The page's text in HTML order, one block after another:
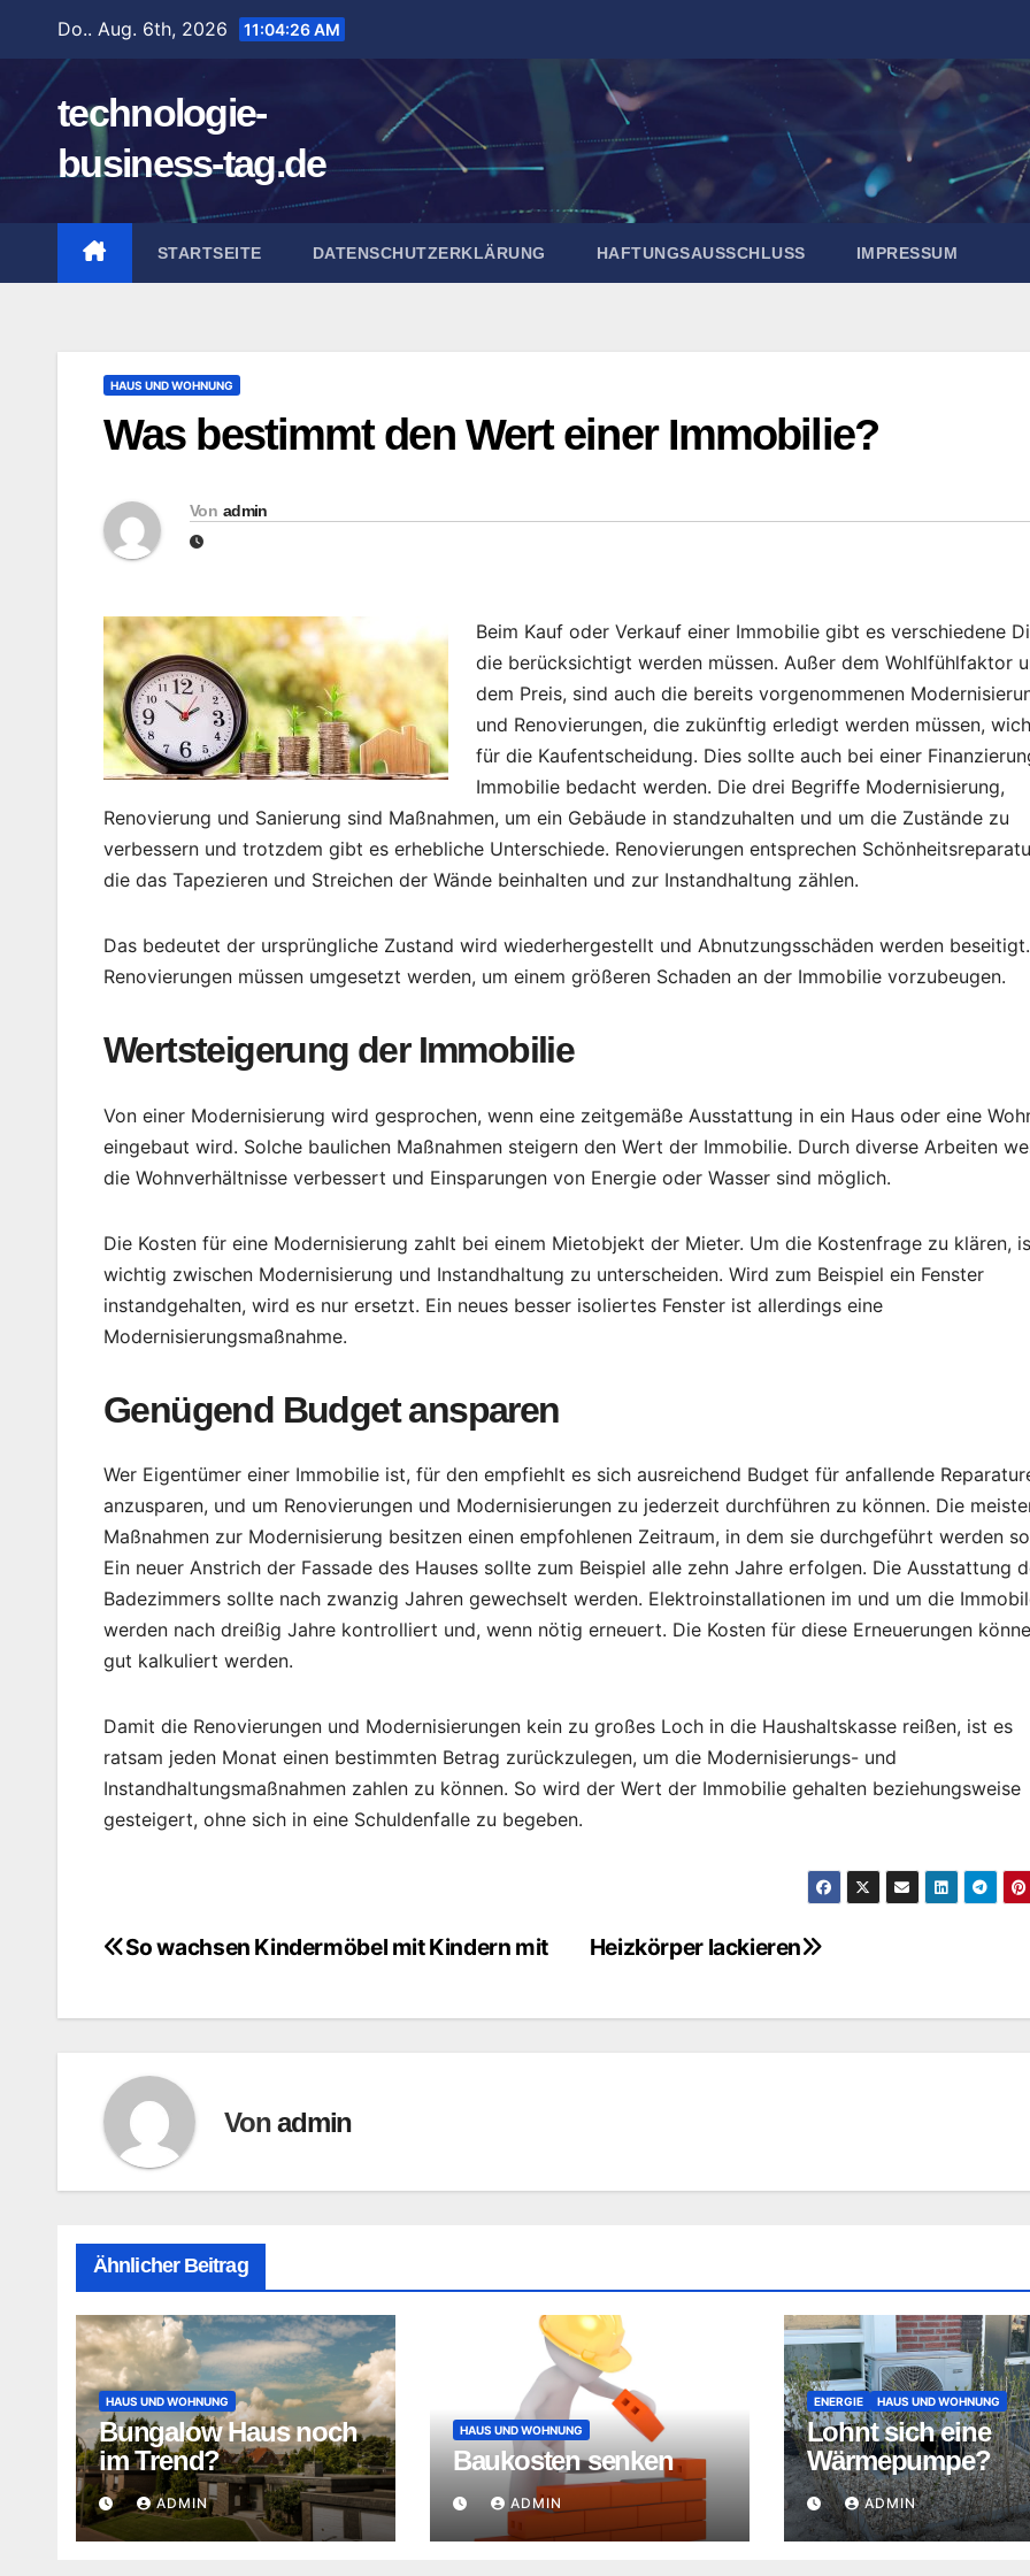
springen
Do.. Aug. 6th, 2026 11:04:27 AM
technologie-
business-tag.de
STARTSEITE DATENSCHUTZERKLÄRUNG HAFTUNGSAUSSCHLUSS IMPRESSUM
HAUS UND WOHNUNG
Was bestimmt den Wert einer Immobilie?
Von admin
Beim Kauf oder Verkauf einer Immobilie gibt es verschiedene
die berücksichtigt werden müssen. Außer dem Wohlfühlfaktor
dem Preis, sind auch die bereits vorgenommenen
und Renovierungen, die zukünftig erledigt werden müssen,
für die Kaufentscheidung. Dies sollte auch bei einer
Immobilie bedacht werden. Die drei Begriffe Modernisierung,
Renovierung und Sanierung sind Maßnahmen, um ein Gebäude in standzuhalten und um die Zustände zu
verbessern und trotzdem gibt es erhebliche Unterschiede. Renovierungen entsprechen
die das Tapezieren und Streichen der Wände beinhalten und zur Instandhaltung zählen.
Das bedeutet der ursprüngliche Zustand wird wiederhergestellt und Abnutzungsschäden werden beseitigt.
Renovierungen müssen umgesetzt werden, um einem größeren Schaden an der Immobilie vorzubeugen.
Wertsteigerung der Immobilie
Von einer Modernisierung wird gesprochen, wenn eine zeitgemäße Ausstattung in ein Haus oder eine
eingebaut wird. Solche baulichen Maßnahmen steigern den Wert der Immobilie. Durch diverse Arbeiten
die Wohnverhältnisse verbessert und Einsparungen von Energie oder Wasser sind möglich.
Die Kosten für eine Modernisierung zahlt bei einem Mietobjekt der Mieter. Um die Kostenfrage zu klären,
wichtig zwischen Modernisierung und Instandhaltung zu unterscheiden. Wird zum Beispiel ein Fenster
instandgehalten, wird es nur ersetzt. Ein neues besser isoliertes Fenster ist allerdings eine
Modernisierungsmaßnahme.
Genügend Budget ansparen
Wer Eigentümer einer Immobilie ist, für den empfiehlt es sich ausreichend Budget für anfallende
anzusparen, und um Renovierungen und Modernisierungen zu jederzeit durchführen zu können. Die
Maßnahmen zur Modernisierung besitzen einen empfohlenen Zeitraum, in dem sie durchgeführt werden
Ein neuer Anstrich der Fassade des Hauses sollte zum Beispiel alle zehn Jahre erfolgen. Die Ausstattung
Badezimmers sollte nach zwanzig Jahren gewechselt werden. Elektroinstallationen im und um die
werden nach dreißig Jahre kontrolliert und, wenn nötig erneuert. Die Kosten für diese Erneuerungen
gut kalkuliert werden.
Damit die Renovierungen und Modernisierungen kein zu großes Loch in die Haushaltskasse reißen, ist es
ratsam jeden Monat einen bestimmten Betrag zurückzulegen, um die Modernisierungs- und
Instandhaltungsmaßnahmen zahlen zu können. So wird der Wert der Immobilie gehalten beziehungsweise
gesteigert, ohne sich in eine Schuldenfalle zu begeben.
Beitragsnavigation Heizkörper lackieren
So wachsen Kindermöbel mit Kindern mit
Vonadmin
Ähnlicher Beitrag
HAUS UND WOHNUNG
Bungalow Haus noch
im Trend?
ADMIN
HAUS UND WOHNUNG
Baukosten senken
ADMIN
ENERGIE HAUS UND WOHNUNG
Lohnt sich eine
Wärmepumpe?
ADMIN